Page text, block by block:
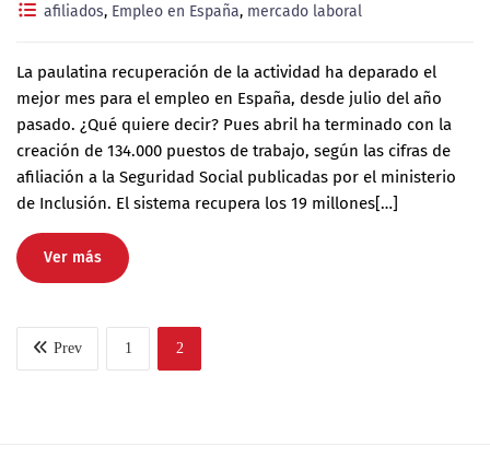
afiliados, Empleo en España, mercado laboral
La paulatina recuperación de la actividad ha deparado el
mejor mes para el empleo en España, desde julio del año
pasado. ¿Qué quiere decir? Pues abril ha terminado con la
creación de 134.000 puestos de trabajo, según las cifras de
afiliación a la Seguridad Social publicadas por el ministerio
de Inclusión. El sistema recupera los 19 millones[…]
Ver más
Prev 1 2